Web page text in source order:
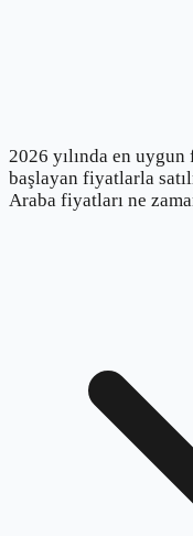
2026 yılında en
başlayan fiyatlarla
Araba fiyatları ne